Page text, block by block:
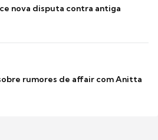
nova disputa contra antiga
rumores de affair com Anitta